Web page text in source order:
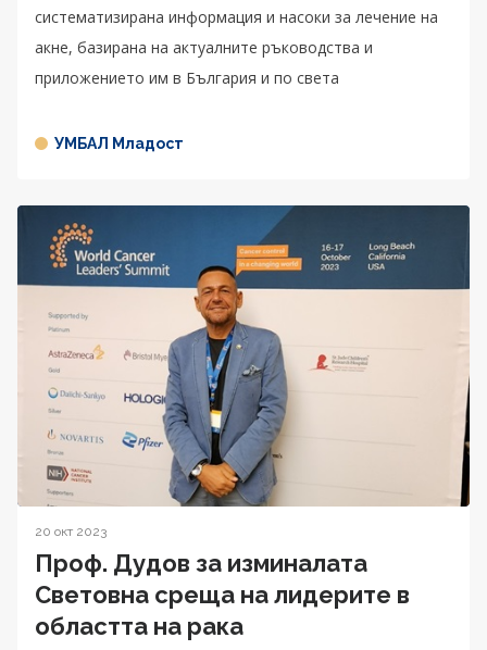
систематизирана информация и насоки за лечение на
акне, базирана на актуалните ръководства и
приложението им в България и по света
УМБАЛ Младост
20 окт 2023
Проф. Дудов за изминалата
Световна среща на лидерите в
областта на рака